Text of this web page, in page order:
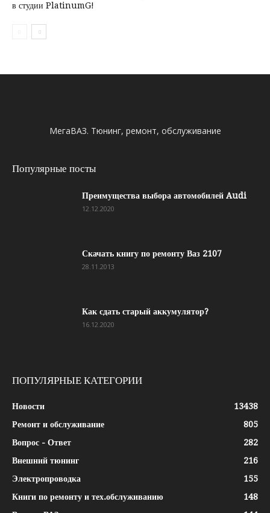
в студии PlatinumG!
МегаВАЗ. Тюнинг, ремонт, обслуживание
Популярные посты
Преимущества выбора автомобилей Audi
12.12.2020
Скачать книгу по ремонту Ваз 2107
28.11.2013
Как сдать старый аккумулятор?
16.12.2020
ПОПУЛЯРНЫЕ КАТЕГОРИИ
Новости
13438
Ремонт и обслуживание
805
Вопрос - Ответ
282
Внешний тюнинг
216
Электропроводка
155
Книги по ремонту и тех.обслуживанию
148